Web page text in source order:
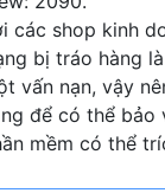
các shop kinh
bị tráo hàng
vấn nạn, vậy
để có thể bảo
mềm có thể